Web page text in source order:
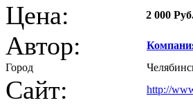
Цена:
2 000
Автор:
Город
Сайт: http://